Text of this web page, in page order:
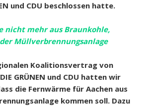
und CDU beschlossen hatte.
nicht mehr aus Braunkohle,
Müllverbrennungsanlage
Koalitionsvertrag von
GRÜNEN und CDU hatten wir
die Fernwärme für Aachen aus
kommen soll. Dazu